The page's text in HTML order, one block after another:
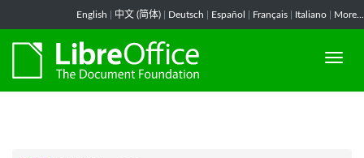
English 中文 (简体) Deutsch Español Français Italiano More...